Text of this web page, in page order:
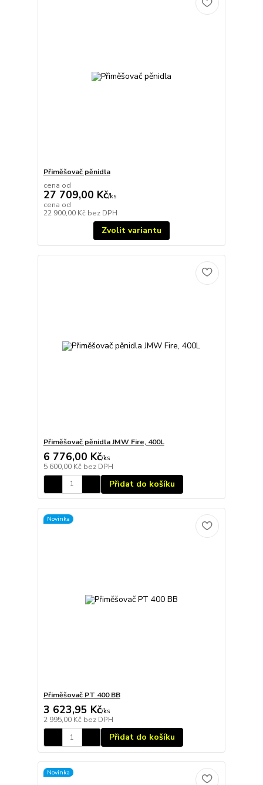
Přiměšovač pěnidla
cena od
27 709,00 Kč/ks
cena od
22 900,00 Kč bez DPH
Zvolit variantu
Přiměšovač pěnidla JMW Fire, 400L
6 776,00 Kč/ks
5 600,00 Kč bez DPH
Přidat do košíku
Novinka
Přiměšovač PT 400 BB
3 623,95 Kč/ks
2 995,00 Kč bez DPH
Přidat do košíku
Novinka